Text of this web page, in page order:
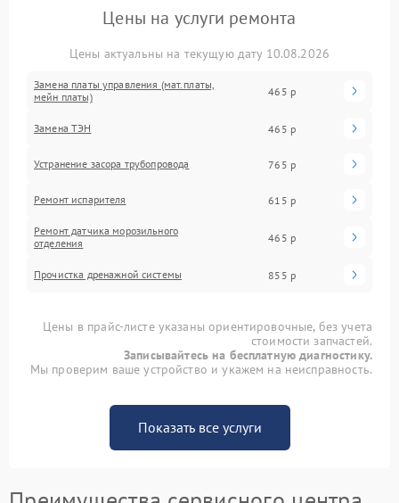
Цены на услуги ремонта
Цены актуальны на текущую дату 10.08.2026
Замена платы управления (мат.платы,
мейн платы)
465 р
Замена ТЭН 465 р
Устранение засора трубопровода 765 р
Ремонт испарителя 615 р
Ремонт датчика морозильного
отделения
465 р
Прочистка дренажной системы 855 р
Цены в прайс-листе указаны ориентировочные, без учета
стоимости запчастей.
Записывайтесь на бесплатную диагностику.
Мы проверим ваше устройство и укажем на неисправность.
Показать все услуги